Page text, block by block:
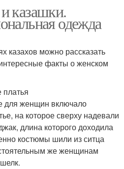
казашки.
одежда
казахов можно рассказать
факты о женском
платья
для женщин включало
на которое сверху надевали
длина которого доходила
костюмы шили из ситца
же женщинам